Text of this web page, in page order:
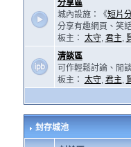
分享區
城內設施：《短片
分享有趣網頁、笑
板主： 太守, 君主,
清談區
可作輕鬆討論、閒
板主： 太守, 君主,
封存城池